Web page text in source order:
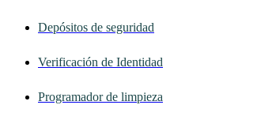
Depósitos de seguridad
Verificación de Identidad
Programador de limpieza